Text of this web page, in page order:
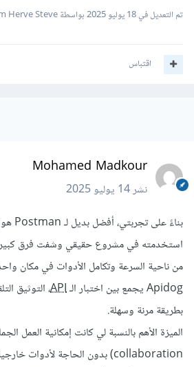
تم التعديل في18 يوليو 2025 بواسطة Feum Kom Herve Steve
اقتباس
Mohamed Madkour
نشر14 يوليو 2025
بناءً على تجربتي، أفضل بديل لـ Postman هو Apidog.
استخدمته في مشروع حقيقي وشفت فرق كبير
من ناحية السرعة وتكامل الأدوات في مكان
Apidog يجمع بين اختبار الـ
API، التوثيق
بطريقة مرنة وسهلة.
collaboration) بدون الحاجة لأدوات خارجية.